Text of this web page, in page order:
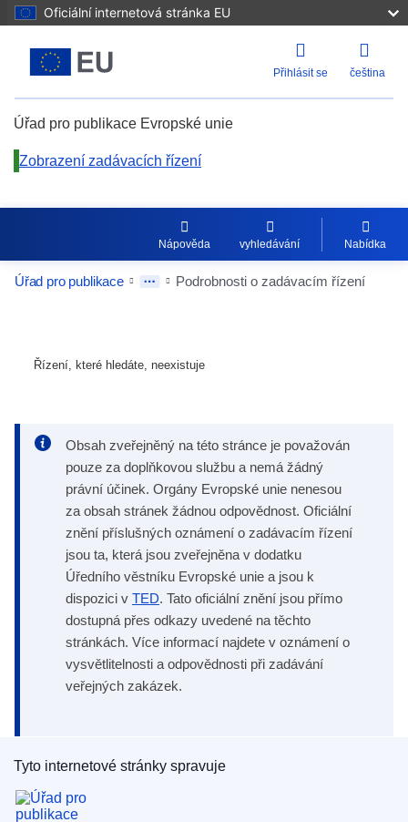
Oficiální internetová stránka EU
Přihlásit se čeština
Úřad pro publikace Evropské unie
Zobrazení zadávacích řízení
Nápověda vyhledávání Nabídka
Úřad pro publikace Podrobnosti o zadávacím řízení
Řízení, které hledáte, neexistuje
Obsah zveřejněný na této stránce je považován
pouze za doplňkovou službu a nemá žádný
právní účinek. Orgány Evropské unie nenesou
za obsah stránek žádnou odpovědnost. Oficiální
znění příslušných oznámení o zadávacím řízení
jsou ta, která jsou zveřejněna v dodatku
Úředního věstníku Evropské unie a jsou k
dispozici v TED. Tato oficiální znění jsou přímo
dostupná přes odkazy uvedené na těchto
stránkách. Více informací najdete v oznámení o
vysvětlitelnosti a odpovědnosti při zadávání
veřejných zakázek.
Úřad pro publikace Evropské unie
Tyto internetové stránky spravuje